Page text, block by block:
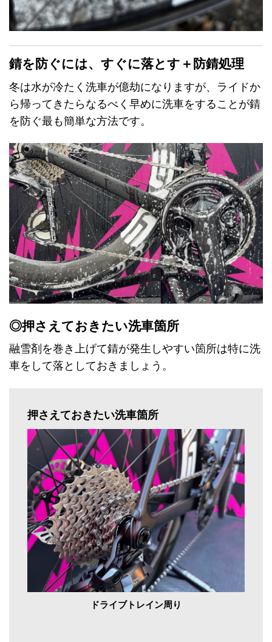
錆を防ぐには、すぐに落とす＋防錆処理
冬は水が冷たく洗車が億劫になりますが、ライドか
ら帰ってきたらなるべく早めに洗車をすることが錆
を防ぐ最も簡単な方法です。
◎押さえておきたい洗車箇所
融雪剤を巻き上げて錆が発生しやすい箇所は特に洗
車をして落としておきましょう。
押さえておきたい洗車箇所
ドライブトレイン周り